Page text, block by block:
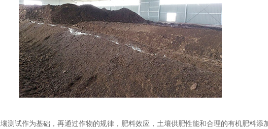
测试作为基础，再通过作物的规律，肥料效应，土壤供肥性能和合理的有机肥料添